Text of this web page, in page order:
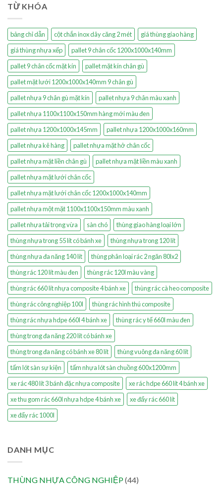
TỪ KHÓA
bảng chỉ dẫn cột chắn inox dây căng 2 mét
giá thùng giao hàng
giá thùng nhựa xếp
pallet 9 chân cốc 1200x1000x140mm
pallet 9 chân cốc mặt kín
pallet mặt kín chân gù
pallet mặt lưới 1200x1000x140mm 9 chân gù
pallet nhựa 9 chân gù mặt kín
pallet nhựa 9 chân màu xanh
pallet nhựa 1100x1100x150mm hàng mới màu đen
pallet nhựa 1200x1000x145mm
pallet nhựa 1200x1000x160mm
pallet nhựa kê hàng
pallet nhựa mặt hở chân cốc
pallet nhựa mặt liền chân gù
pallet nhựa mặt liền màu xanh
pallet nhựa mặt lưới chân cốc
pallet nhựa mặt lưới chân cốc 1200x1000x140mm
pallet nhựa một mặt 1100x1100x150mm màu xanh
pallet nhựa tải trọng vừa
sàn chó
thùng giao hàng loại lớn
thùng nhựa trong 55 lít có bánh xe
thùng nhựa trong 120 lít
thùng nhựa đa năng 140 lít
thùng phân loại rác 2 ngăn 80lx2
thùng rác 120 lít màu đen
thùng rác 120l màu vàng
thùng rác 660 lít nhựa composite 4 bánh xe
thùng rác cà heo composite
thùng rác công nghiệp 100l
thùng rác hình thú composite
thùng rác nhựa hdpe 660l 4 bánh xe
thùng rác y tế 660l màu đen
thùng trong đa năng 220 lít có bánh xe
thùng trong đa năng có bánh xe 80 lít
thùng vuông đa năng 60 lít
tấm lót sàn sự kiện
tấm nhựa lót sàn chuồng 600x1200mm
xe rác 480 lít 3 bánh đặc nhựa composite
xe rác hdpe 660 lít 4 bánh xe
xe thu gom rác 660l nhựa hdpe 4 bánh xe
xe đẩy rác 660 lít
xe đẩy rác 1000l
DANH MỤC
THÙNG NHỰA CÔNG NGHIỆP(44)